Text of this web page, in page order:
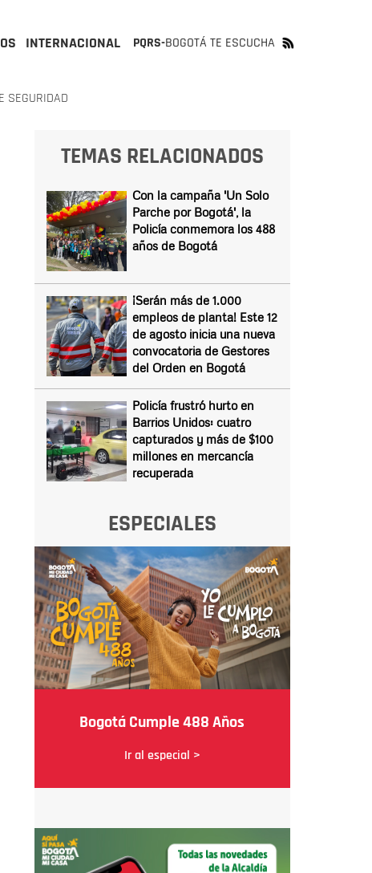
INTERNACIONAL PQRS-BOGOTÁ TE ESCUCHA
SEGURIDAD
TEMAS RELACIONADOS
Con la campaña 'Un Solo
Parche por Bogotá', la
Policía conmemora los 488
años de Bogotá
¡Serán más de 1.000
empleos de planta! Este 12
de agosto inicia una nueva
convocatoria de Gestores
del Orden en Bogotá
Policía frustró hurto en
Barrios Unidos: cuatro
capturados y más de $100
millones en mercancía
recuperada
ESPECIALES
Bogotá Cumple 488 Años
Ir al especial >